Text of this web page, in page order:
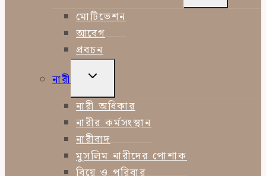
মোটিভেশন
আবেগ
প্রবচন
নারী
TOGGLE
MENU
নারী অধিকার
নারীর কর্মসংস্থান
নারীবাদ
মুসলিম নারীদের পোশাক